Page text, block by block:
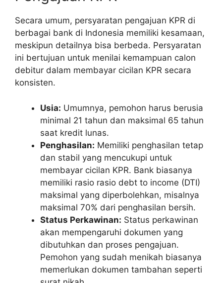
Secara umum, persyaratan pengajuan KPR di
berbagai bank di Indonesia memiliki kesamaan,
meskipun detailnya bisa berbeda. Persyaratan
ini bertujuan untuk menilai kemampuan calon
debitur dalam membayar cicilan KPR secara
konsisten.
Usia: Umumnya, pemohon harus berusia
minimal 21 tahun dan maksimal 65 tahun
saat kredit lunas.
Penghasilan: Memiliki penghasilan tetap
dan stabil yang mencukupi untuk
membayar cicilan KPR. Bank biasanya
memiliki rasio rasio debt to income (DTI)
maksimal yang diperbolehkan, misalnya
maksimal 70% dari penghasilan bersih.
Status Perkawinan: Status perkawinan
akan mempengaruhi dokumen yang
dibutuhkan dan proses pengajuan.
Pemohon yang sudah menikah biasanya
memerlukan dokumen tambahan seperti